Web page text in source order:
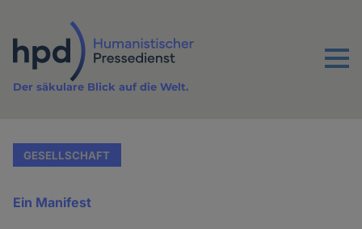
Inhalt
Menu
Der säkulare Blick auf die Welt.
GESELLSCHAFT
Ein Manifest